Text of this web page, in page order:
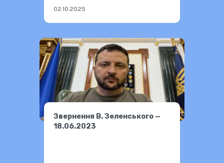
02.10.2025
Звернення В. Зеленського —
18.06.2023